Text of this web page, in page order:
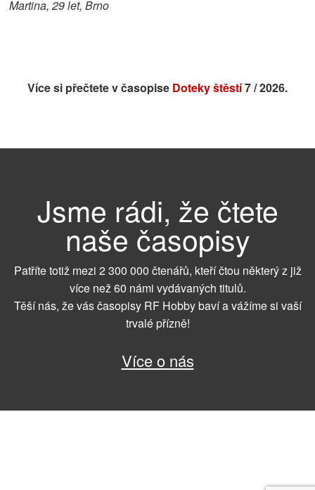
Martina, 29 let, Brno
Více si přečtete v časopise Doteky štěstí7 / 2026.
Jsme rádi, že čtete
naše časopisy
Patříte totiž mezi 2 300 000 čtenářů, kteří čtou některý z již
více než 60 námi vydávaných titulů.
Těší nás, že vás časopisy RF Hobby baví a vážíme si vaší
trvalé přízně!
Více o nás